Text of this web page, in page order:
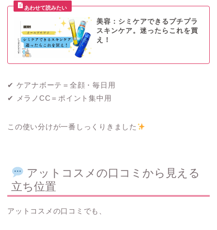
美容：シミケアできるプチプラ
スキンケア。迷ったらこれを買
え！
✔ ケアナボーテ＝全顔・毎日用
✔ メラノCC＝ポイント集中用
この使い分けが一番しっくりきました
アットコスメの口コミから見える
立ち位置
アットコスメの口コミでも、